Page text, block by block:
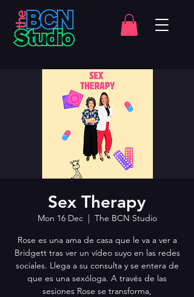
Sex Therapy
Mon 16 Dec
  |
The BCN Studio
Rose es una ama de casa que le va a ver a
Bridgett tras ver un vídeo suyo en las redes
sociales. Llega a su consulta y se entera de
que es una sexóloga. A través de las
sesiones Rose se transforma,